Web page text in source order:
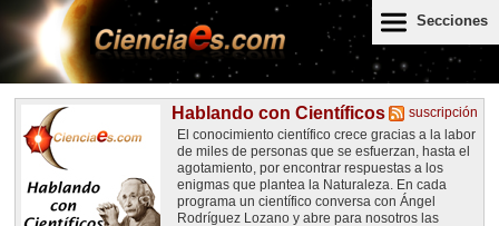
Secciones
suscripción
Hablando con Científicos
El conocimiento científico crece gracias a la labor
de miles de personas que se esfuerzan, hasta el
agotamiento, por encontrar respuestas a los
enigmas que plantea la Naturaleza. En cada
programa un científico conversa con Ángel
Rodríguez Lozano y abre para nosotros las